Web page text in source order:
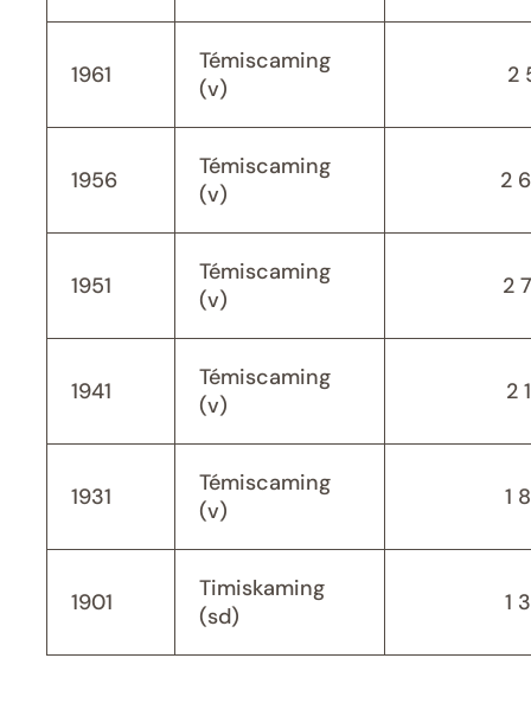
1961
Témiscaming
(v)
2
1956
Témiscaming
(v)
2
1951
Témiscaming
(v)
2
1941
Témiscaming
(v)
2
1931
Témiscaming
(v)
1
1901
Timiskaming
(sd)
1